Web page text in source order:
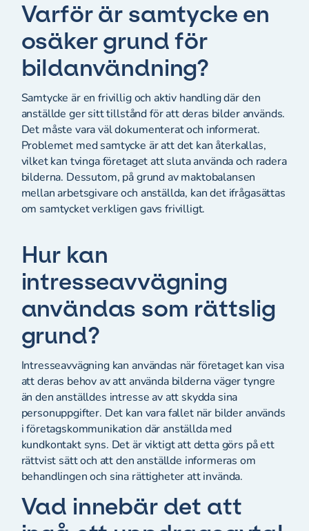
Varför är samtycke en
osäker grund för
bildanvändning?
Samtycke är en frivillig och aktiv handling där den
anställde ger sitt tillstånd för att deras bilder används.
Det måste vara väl dokumenterat och informerat.
Problemet med samtycke är att det kan återkallas,
vilket kan tvinga företaget att sluta använda och radera
bilderna. Dessutom, på grund av maktobalansen
mellan arbetsgivare och anställda, kan det ifrågasättas
om samtycket verkligen gavs frivilligt.
Hur kan
intresseavvägning
användas som rättslig
grund?
Intresseavvägning kan användas när företaget kan visa
att deras behov av att använda bilderna väger tyngre
än den anställdes intresse av att skydda sina
personuppgifter. Det kan vara fallet när bilder används
i företagskommunikation där anställda med
kundkontakt syns. Det är viktigt att detta görs på ett
rättvist sätt och att den anställde informeras om
behandlingen och sina rättigheter att invända.
Vad innebär det att